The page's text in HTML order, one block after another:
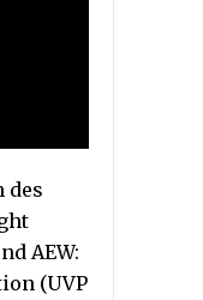
des
AEW:
(UVP